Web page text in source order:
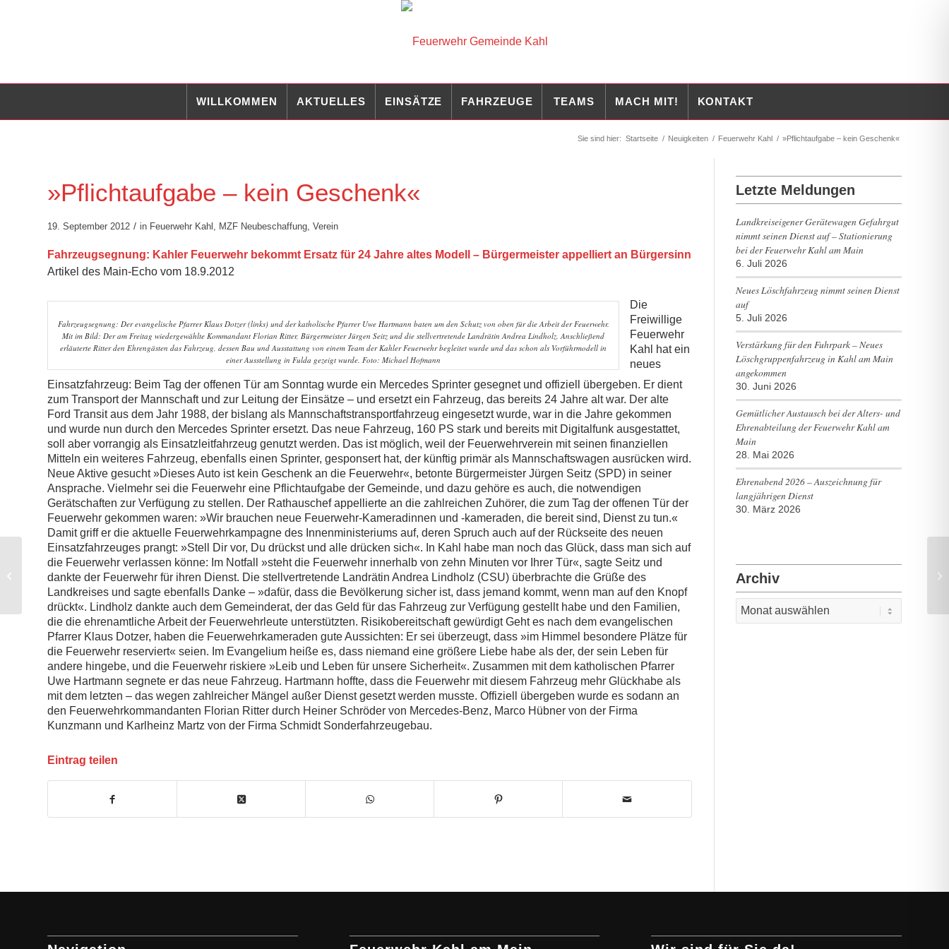
WILLKOMMEN AKTUELLES EINSÄTZE FAHRZEUGE TEAMS MACH MIT! KONTAKT
Sie sind hier: Startseite / Neuigkeiten / Feuerwehr Kahl / »Pflichtaufgabe – kein Geschenk«
»Pflichtaufgabe – kein Geschenk«
19. September 2012 / in Feuerwehr Kahl , MZF Neubeschaffung, Verein
Fahrzeugsegnung: Kahler Feuerwehr bekommt Ersatz für 24 Jahre altes Modell – Bürgermeister appelliert an Bürgersinn
Artikel des Main-Echo vom 18.9.2012
Fahrzeugsegnung: Der evangelische Pfarrer Klaus Dotzer (links) und der katholische Pfarrer Uwe Hartmann baten um den Schutz von oben für die Arbeit der Feuerwehr.
Mit im Bild: Der am Freitag wiedergewählte Kommandant Florian Ritter, Bürgermeister Jürgen Seitz und die stellvertretende Landrätin Andrea Lindholz. Anschließend
erläuterte Ritter den Ehrengästen das Fahrzeug, dessen Bau und Ausstattung von einem Team der Kahler Feuerwehr begleitet wurde und das schon als Vorführmodell in
einer Ausstellung in Fulda gezeigt wurde. Foto: Michael Hofmann
Die
Freiwillige
Feuerwehr
Kahl hat ein
neues
Einsatzfahrzeug: Beim Tag der offenen Tür am Sonntag wurde ein Mercedes Sprinter gesegnet und offiziell übergeben. Er dient
zum Transport der Mannschaft und zur Leitung der Einsätze – und ersetzt ein Fahrzeug, das bereits 24 Jahre alt war. Der alte
Ford Transit aus dem Jahr 1988, der bislang als Mannschaftstransportfahrzeug eingesetzt wurde, war in die Jahre gekommen
und wurde nun durch den Mercedes Sprinter ersetzt. Das neue Fahrzeug, 160 PS stark und bereits mit Digitalfunk ausgestattet,
soll aber vorrangig als Einsatzleitfahrzeug genutzt werden. Das ist möglich, weil der Feuerwehrverein mit seinen finanziellen
Mitteln ein weiteres Fahrzeug, ebenfalls einen Sprinter, gesponsert hat, der künftig primär als Mannschaftswagen ausrücken wird.
Neue Aktive gesucht »Dieses Auto ist kein Geschenk an die Feuerwehr«, betonte Bürgermeister Jürgen Seitz (SPD) in seiner
Ansprache. Vielmehr sei die Feuerwehr eine Pflichtaufgabe der Gemeinde, und dazu gehöre es auch, die notwendigen
Gerätschaften zur Verfügung zu stellen. Der Rathauschef appellierte an die zahlreichen Zuhörer, die zum Tag der offenen Tür der
Feuerwehr gekommen waren: »Wir brauchen neue Feuerwehr-Kameradinnen und -kameraden, die bereit sind, Dienst zu tun.«
Damit griff er die aktuelle Feuerwehrkampagne des Innenministeriums auf, deren Spruch auch auf der Rückseite des neuen
Einsatzfahrzeuges prangt: »Stell Dir vor, Du drückst und alle drücken sich«. In Kahl habe man noch das Glück, dass man sich auf
die Feuerwehr verlassen könne: Im Notfall »steht die Feuerwehr innerhalb von zehn Minuten vor Ihrer Tür«, sagte Seitz und
dankte der Feuerwehr für ihren Dienst. Die stellvertretende Landrätin Andrea Lindholz (CSU) überbrachte die Grüße des
Landkreises und sagte ebenfalls Danke – »dafür, dass die Bevölkerung sicher ist, dass jemand kommt, wenn man auf den Knopf
drückt«. Lindholz dankte auch dem Gemeinderat, der das Geld für das Fahrzeug zur Verfügung gestellt habe und den Familien,
die die ehrenamtliche Arbeit der Feuerwehrleute unterstützten. Risikobereitschaft gewürdigt Geht es nach dem evangelischen
Pfarrer Klaus Dotzer, haben die Feuerwehrkameraden gute Aussichten: Er sei überzeugt, dass »im Himmel besondere Plätze für
die Feuerwehr reserviert« seien. Im Evangelium heiße es, dass niemand eine größere Liebe habe als der, der sein Leben für
andere hingebe, und die Feuerwehr riskiere »Leib und Leben für unsere Sicherheit«. Zusammen mit dem katholischen Pfarrer
Uwe Hartmann segnete er das neue Fahrzeug. Hartmann hoffte, dass die Feuerwehr mit diesem Fahrzeug mehr Glückhabe als
mit dem letzten – das wegen zahlreicher Mängel außer Dienst gesetzt werden musste. Offiziell übergeben wurde es sodann an
den Feuerwehrkommandanten Florian Ritter durch Heiner Schröder von Mercedes-Benz, Marco Hübner von der Firma
Kunzmann und Karlheinz Martz von der Firma Schmidt Sonderfahrzeugebau.
Eintrag teilen
Letzte Meldungen
Landkreiseigener Gerätewagen Gefahrgut
nimmt seinen Dienst auf – Stationierung
bei der Feuerwehr Kahl am Main
6. Juli 2026
Neues Löschfahrzeug nimmt seinen Dienst
auf
5. Juli 2026
Verstärkung für den Fuhrpark – Neues
Löschgruppenfahrzeug in Kahl am Main
angekommen
30. Juni 2026
Gemütlicher Austausch bei der Alters- und
Ehrenabteilung der Feuerwehr Kahl am
Main
28. Mai 2026
Ehrenabend 2026 – Auszeichnung für
langjährigen Dienst
30. März 2026
Archiv
Spannende
Sicherheitswache